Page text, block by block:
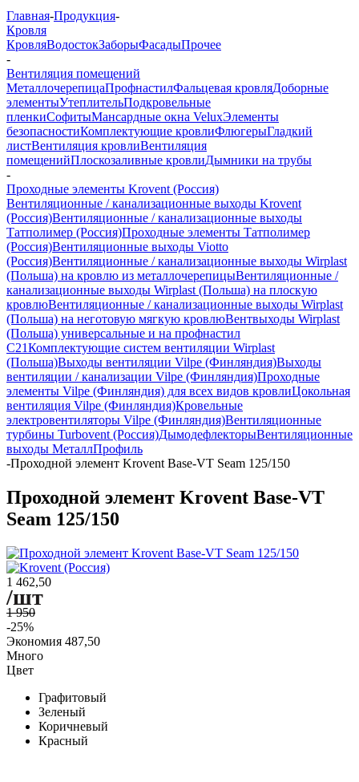
Главная-Продукция-
Кровля
КровляВодостокЗаборыФасадыПрочее
-
Вентиляция помещений
МеталлочерепицаПрофнастилФальцевая кровляДоборные
элементыУтеплительПодкровельные
пленкиСофитыМансардные окна VeluxЭлементы
безопасностиКомплектующие кровлиФлюгерыГладкий
листВентиляция кровлиВентиляция
помещенийПлоскозаливные кровлиДымники на трубы
-
Проходные элементы Krovent (Россия)
Вентиляционные / канализационные выходы Krovent
(Россия)Вентиляционные / канализационные выходы
Татполимер (Россия)Проходные элементы Татполимер
(Россия)Вентиляционные выходы Viotto
(Россия)Вентиляционные / канализационные выходы Wirplast
(Польша) на кровлю из металлочерепицыВентиляционные /
канализационные выходы Wirplast (Польша) на плоскую
кровлюВентиляционные / канализационные выходы Wirplast
(Польша) на неготовую мягкую кровлюВентвыходы Wirplast
(Польша) универсальные и на профнастил
С21Комплектующие систем вентиляции Wirplast
(Польша)Выходы вентиляции Vilpe (Финляндия)Выходы
вентиляции / канализации Vilpe (Финляндия)Проходные
элементы Vilpe (Финляндия) для всех видов кровлиЦокольная
вентиляция Vilpe (Финляндия)Кровельные
электровентиляторы Vilpe (Финляндия)Вентиляционные
турбины Turbovent (Россия)ДымодефлекторыВентиляционные
выходы МеталлПрофиль
-Проходной элемент Krovent Base-VT Seam 125/150
Проходной элемент Krovent Base-VT
Seam 125/150
1 462,50
/шт
1 950
-25%
Экономия 487,50
Много
Цвет
Графитовый
Зеленый
Коричневый
Красный